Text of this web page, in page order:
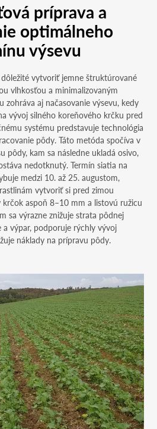
príprava a
optimálneho
výsevu
vytvoriť jemne štruktúrované
vlhkosťou a minimalizovaným
zohráva aj načasovanie výsevu, kedy
vývoj silného koreňového krčku pred
systému predstavuje technológia
pôdy. Táto metóda spočíva v
pôdy, kam sa následne ukladá osivo,
nedotknutý. Termín siatia na
medzi 10. až 25. augustom,
vytvoriť si pred zimou
aspoň 8–10 mm a listovú ružicu
sa výrazne znižuje strata pôdnej
výpar, podporuje rýchly vývoj
náklady na prípravu pôdy.